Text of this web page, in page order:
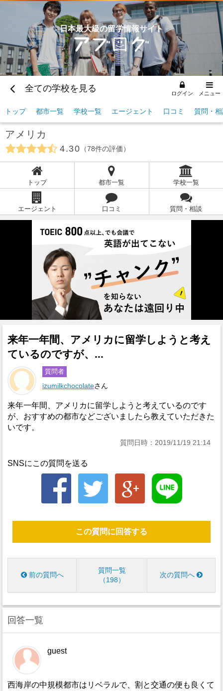
日本最大級の留学情報サイト
全ての学校を見る ログイン メニュー
トップ 都市一覧 学校一覧 エージェント 口コミ 質問・
アメリカ
4.30 78件の評価
トップ 都市一覧 学校一覧
エージェント 口コミ 質問・相談
来年一年間、アメリカに留学しようと考え
ているのですが、...
質問者
izumilkchocolateさん
来年一年間、アメリカに留学しようと考えているのです
が、おすすめの都市などございましたら教えていただきた
いです。
質問日時：2019/11/19 21:14
SNSにこの質問を送る
この質問に回答する
前の質問へ
質問一覧
198
次の質問へ
回答一覧
guest
西海岸の中規模都市はリベラルで、割と交通の便も良くて